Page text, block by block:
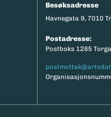
Besøksadresse
Havnegata 9, 7010
Postadresse:
Postboks 1285